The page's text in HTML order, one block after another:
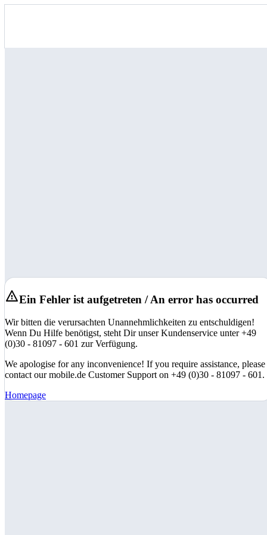
Ein Fehler ist aufgetreten / An error has occurred
Wir bitten die verursachten Unannehmlichkeiten zu entschuldigen!
Wenn Du Hilfe benötigst, steht Dir unser Kundenservice unter +49
(0)30 - 81097 - 601 zur Verfügung.
We apologise for any inconvenience! If you require assistance, please
contact our mobile.de Customer Support on +49 (0)30 - 81097 - 601.
Homepage